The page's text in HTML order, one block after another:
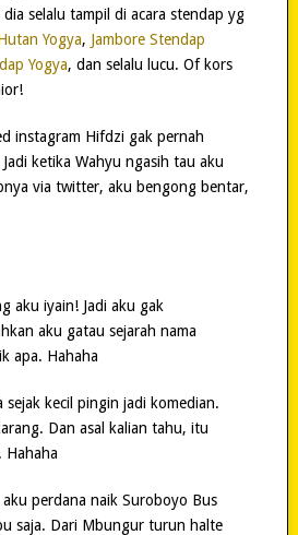
selalu tampil di acara stendap yg
Yogya, Jambore Stendap
Yogya, dan selalu lucu. Of kors
instagram Hifdzi gak pernah
ketika Wahyu ngasih tau aku
via twitter, aku bengong bentar,
aku iyain! Jadi aku gak
aku gatau sejarah nama
apa. Hahaha
kecil pingin jadi komedian.
Dan asal kalian tahu, itu
Hahaha
perdana naik Suroboyo Bus
saja. Dari Mbungur turun halte